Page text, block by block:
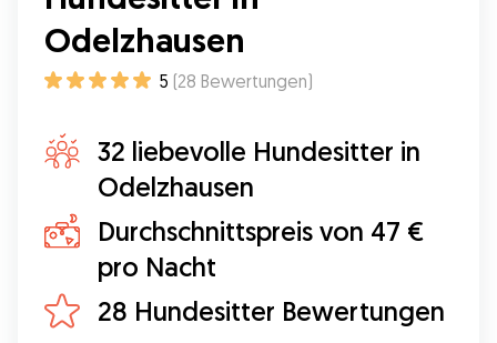
Odelzhausen
5 (28 Bewertungen)
32 liebevolle Hundesitter in
Odelzhausen
Durchschnittspreis von 47 €
pro Nacht
28 Hundesitter Bewertungen